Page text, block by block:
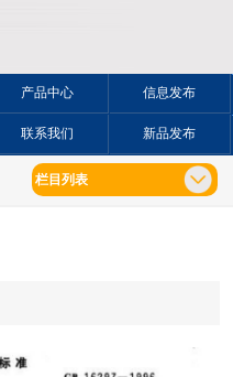
产品中心 信息发布
联系我们 新品发布
栏目列表